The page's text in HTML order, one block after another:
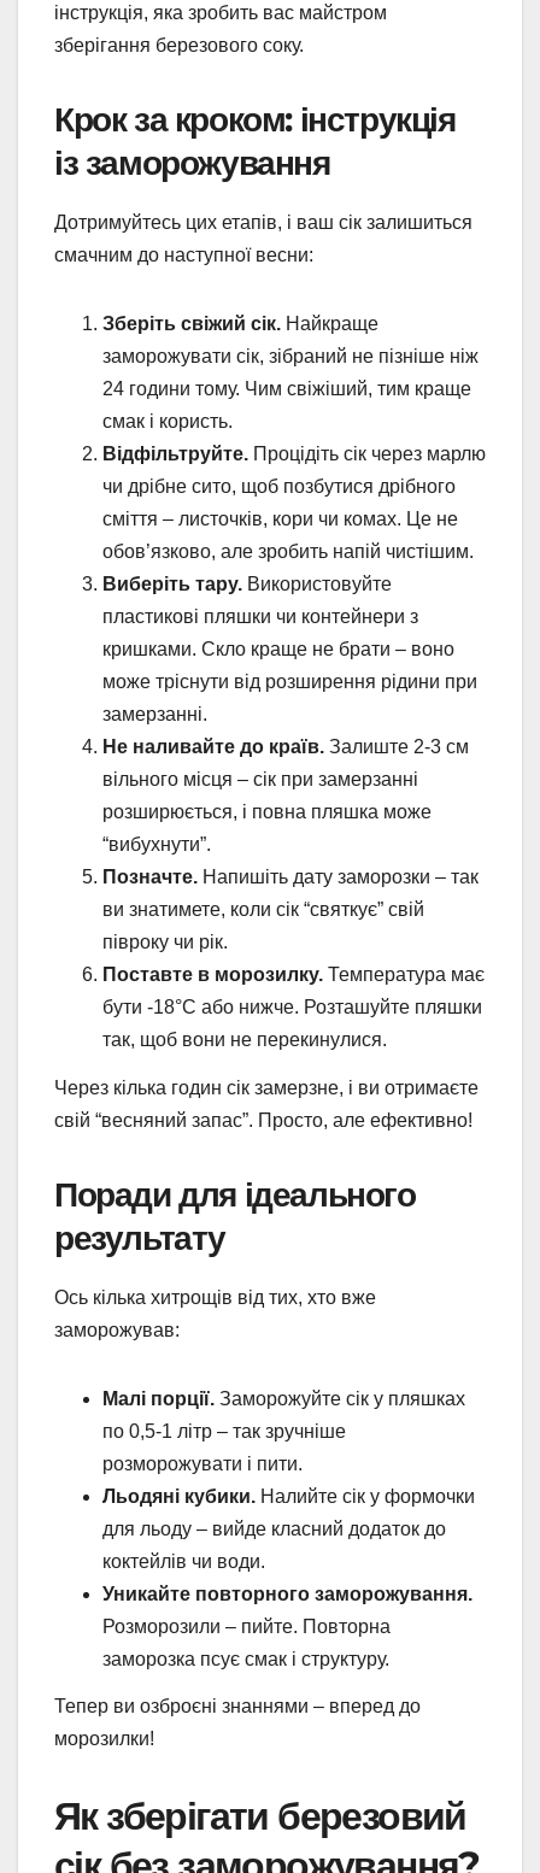
інструкція, яка зробить вас майстром
зберігання березового соку.
Крок за кроком: інструкція
із заморожування
Дотримуйтесь цих етапів, і ваш сік залишиться
смачним до наступної весни:
Зберіть свіжий сік. Найкраще
заморожувати сік, зібраний не пізніше ніж
24 години тому. Чим свіжіший, тим краще
смак і користь.
Відфільтруйте. Процідіть сік через марлю
чи дрібне сито, щоб позбутися дрібного
сміття – листочків, кори чи комах. Це не
обов’язково, але зробить напій чистішим.
Виберіть тару. Використовуйте
пластикові пляшки чи контейнери з
кришками. Скло краще не брати – воно
може тріснути від розширення рідини при
замерзанні.
Не наливайте до країв. Залиште 2-3 см
вільного місця – сік при замерзанні
розширюється, і повна пляшка може
“вибухнути”.
Позначте. Напишіть дату заморозки – так
ви знатимете, коли сік “святкує” свій
півроку чи рік.
Поставте в морозилку. Температура має
бути -18°C або нижче. Розташуйте пляшки
так, щоб вони не перекинулися.
Через кілька годин сік замерзне, і ви отримаєте
свій “весняний запас”. Просто, але ефективно!
Поради для ідеального
результату
Ось кілька хитрощів від тих, хто вже
заморожував:
Малі порції. Заморожуйте сік у пляшках
по 0,5-1 літр – так зручніше
розморожувати і пити.
Льодяні кубики. Налийте сік у формочки
для льоду – вийде класний додаток до
коктейлів чи води.
Уникайте повторного заморожування.
Розморозили – пийте. Повторна
заморозка псує смак і структуру.
Тепер ви озброєні знаннями – вперед до
морозилки!
Як зберігати березовий